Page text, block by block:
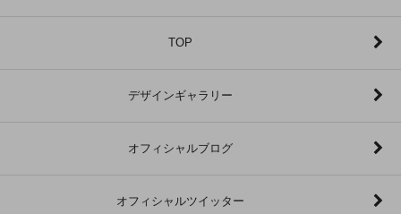
TOP
デザインギャラリー
オフィシャルブログ
オフィシャルツイッター